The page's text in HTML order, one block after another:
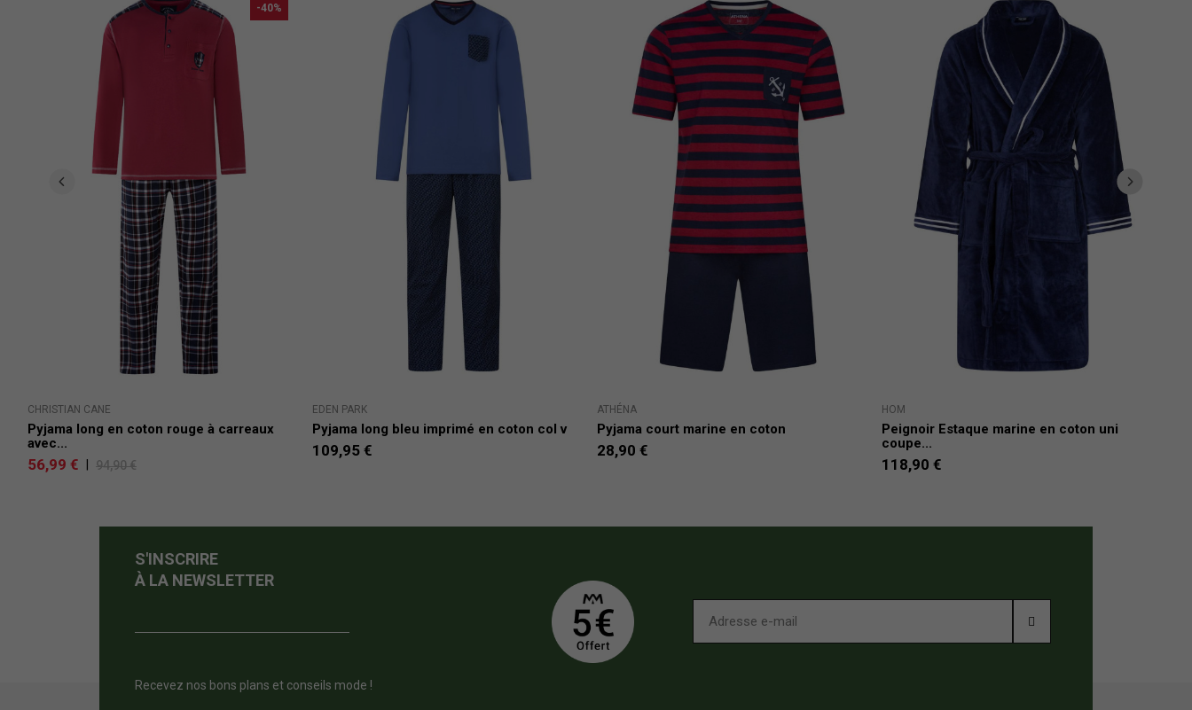
CHRISTIAN CANE
Pyjama long en coton rouge à carreaux
avec...
56,99 €
-40%
| 94,90 €
EDEN PARK
Pyjama long bleu imprimé en coton col v
109,95 €
ATHÉNA
Pyjama court marine en coton
28,90 €
HOM
Peignoir Estaque marine en coton uni
coupe...
118,90 €
S'INSCRIRE
À LA NEWSLETTER
Recevez nos bons plans et conseils mode !